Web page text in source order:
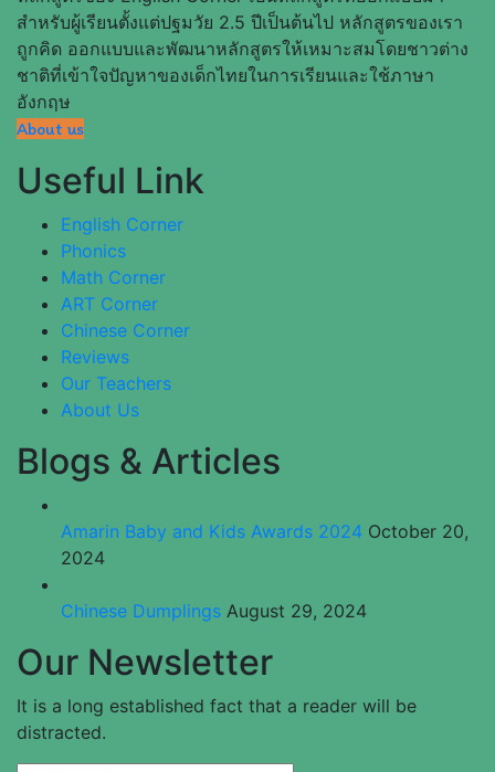
สำหรับผู้เรียนตั้งแต่ปฐมวัย 2.5 ปีเป็นต้นไป หลักสูตรของเรา
ถูกคิด ออกแบบและพัฒนาหลักสูตรให้เหมาะสมโดยชาวต่าง
ชาติที่เข้าใจปัญหาของเด็กไทยในการเรียนและใช้ภาษา
อังกฤษ
About us
Useful Link
English Corner
Phonics
Math Corner
ART Corner
Chinese Corner
Reviews
Our Teachers
About Us
Blogs & Articles
Amarin Baby and Kids Awards 2024 October 20,
2024
Chinese Dumplings August 29, 2024
Our Newsletter
It is a long established fact that a reader will be
distracted.